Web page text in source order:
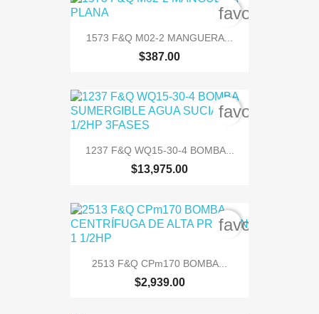
1573 F&Q M02-2 MANGUERA...
$387.00
1237 F&Q WQ15-30-4 BOMBA...
$13,975.00
2513 F&Q CPm170 BOMBA...
$2,939.00